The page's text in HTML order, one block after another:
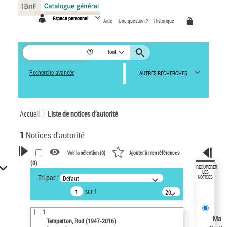
Espace personnel Aide Une question ? Historique
Tout
Recherche avancée AUTRES RECHERCHES
Accueil Liste de notices d’autorité
1 Notices d'autorité
VOTRE RECHERCHE
Recherche avancée dans les
notices d’autorité
Œuvres liées à l'auteur :
Temperton, Rod (1947-2016)
Voir la sélection (0) Ajouter à mes références
(0)
Tri par : Défaut
sur 1
20
résultats/page
1
Temperton, Rod (1947-2016)
RÉCUPÉRER
LES
NOTICES
Ma
Panneau de gestion des cookies